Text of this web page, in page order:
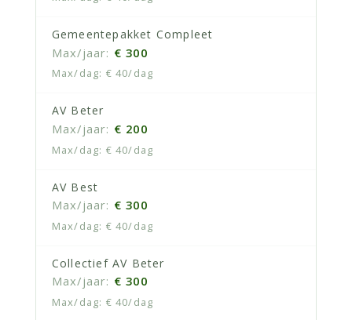
Gemeentepakket Compleet
€ 300
€ 40/dag
AV Beter
€ 200
€ 40/dag
AV Best
€ 300
€ 40/dag
Collectief AV Beter
€ 300
€ 40/dag